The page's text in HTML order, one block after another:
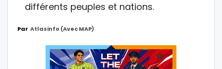
différents peuples et nations.
Par Atlasinfo (avec MAP)